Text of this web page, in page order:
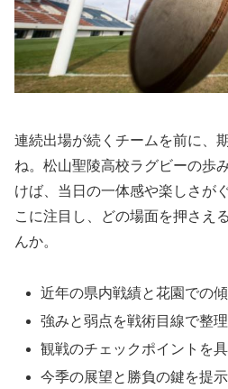
連続出場が続くチームを前に、
ね。松山聖陵高校ラグビーの歩
けば、当日の一体感や楽しさが
こに注目し、どの場面を押さえ
んか。
近年の県内戦績と花園での
強みと弱点を戦術目線で整理
観戦のチェックポイントを
今季の展望と勝負の鍵を提示